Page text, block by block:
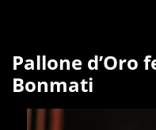
Pallone d’Oro
Bonmati